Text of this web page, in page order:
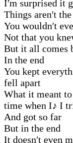
I′m surprised it
Things aren′t
You wouldn′t
Not that you
But it all comes
In the end
You kept
fell apart
What it meant
time when I♪ I
And got so far
But in the end
It doesn′t even